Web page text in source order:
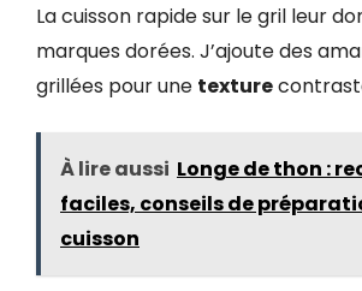
La cuisson rapide sur le gril leur
marques dorées. J’ajoute des
grillées pour une texture
À lire aussi Longe de thon :
faciles, conseils de
cuisson